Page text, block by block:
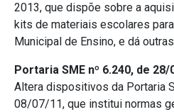
2013, que dispõe sobre a
kits de materiais escolares
Municipal de Ensino, e dá
Portaria SME nº 6.240, de 28/
Altera dispositivos da Portaria
08/07/11, que institui normas